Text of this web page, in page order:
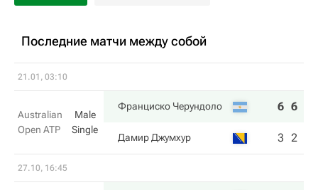
Последние матчи между собой
21.01, 03:10
Australian
Open ATP
Male
Single
Франциско Черундоло 6 6
Дамир Джумхур 3 2
27.10, 16:45